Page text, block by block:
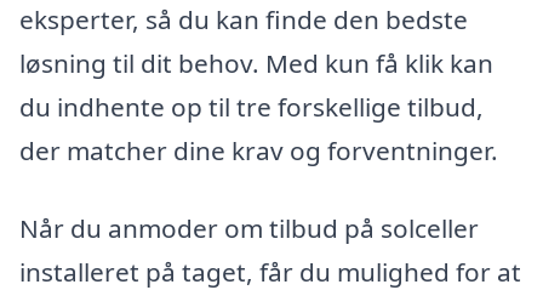
eksperter, så du kan finde den bedste
løsning til dit behov. Med kun få klik kan
du indhente op til tre forskellige tilbud,
der matcher dine krav og forventninger.
Når du anmoder om tilbud på solceller
installeret på taget, får du mulighed for at